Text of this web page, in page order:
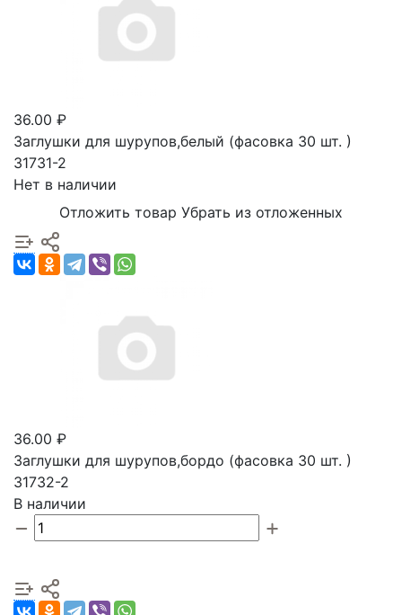
36.00 ₽
Заглушки для шурупов,белый (фасовка 30 шт. )
31731-2
Нет в наличии
Отложить товар Убрать из отложенных
36.00 ₽
Заглушки для шурупов,бордо (фасовка 30 шт. )
31732-2
В наличии